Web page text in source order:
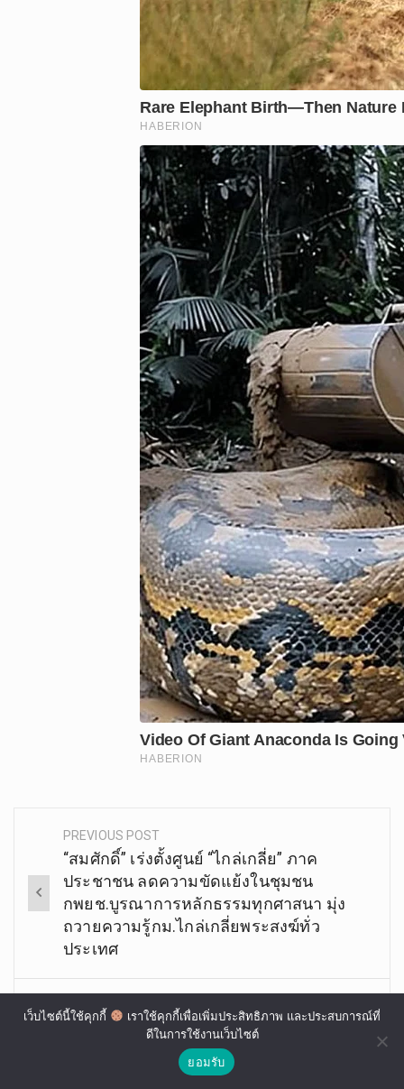
Post
navigation
PREVIOUS POST
“สมศักดิ์” เร่งตั้งศูนย์ “ไกล่เกลี่ย” ภาค
ประชาชน ลดความขัดแย้งในชุมชน
กพยช.บูรณาการหลักธรรมทุกศาสนา มุ่ง
ถวายความรู้กม.ไกล่เกลี่ยพระสงฆ์ทั่ว
ประเทศ
“อธิการบดี มจร” มอบทุนการศึกษานิสิต
“IBSC” ส่งเสริมการศึกษาพระพุทธศาสนา
เว็บไซต์นี้ใช้คุกกี้
เราใช้คุกกี้เพื่อเพิ่มประสิทธิภาพ และประสบการณ์ที่
ดีในการใช้งานเว็บไซต์
ยอมรับ